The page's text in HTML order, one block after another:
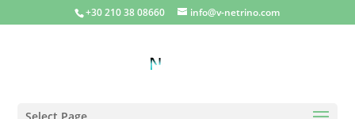
+30 210 38 08660 info@v-netrino.com